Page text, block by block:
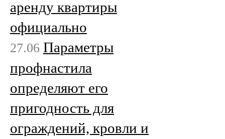
аренду квартиры
официально
27.06 Параметры
профнастила
определяют его
пригодность для
ограждений, кровли и